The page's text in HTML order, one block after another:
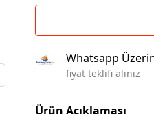
Whatsapp
fiyat teklifi alınız
Ürün Açıklaması